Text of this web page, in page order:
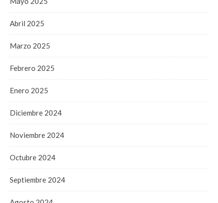
Abril 2025
Marzo 2025
Febrero 2025
Enero 2025
Diciembre 2024
Noviembre 2024
Octubre 2024
Septiembre 2024